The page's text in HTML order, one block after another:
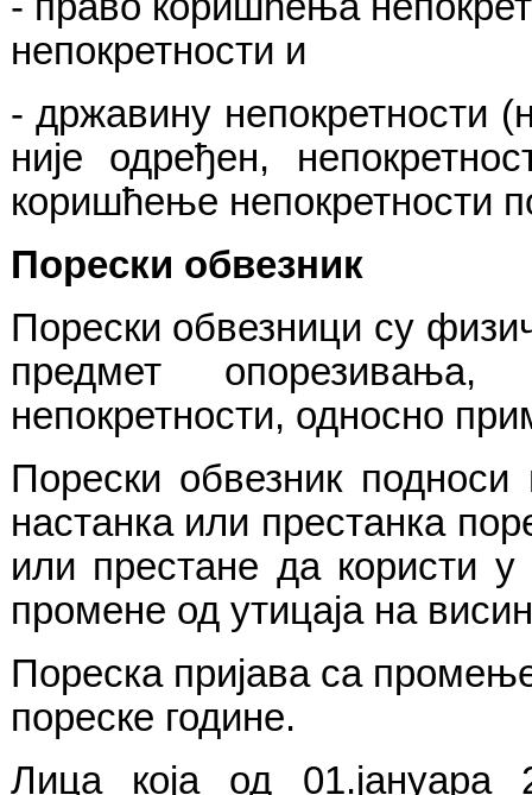
непокретности и
- државину непокретности
није одређен,
коришћење непокретности
Порески обвезник
Порески обвезници су
предмет
непокретности, односно
Порески обвезник
настанка или престанка
или престане да користи
промене од утицаја на
Пореска пријава са
пореске године.
Лица која од 01.јануара